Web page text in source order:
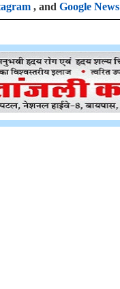
, and Google News